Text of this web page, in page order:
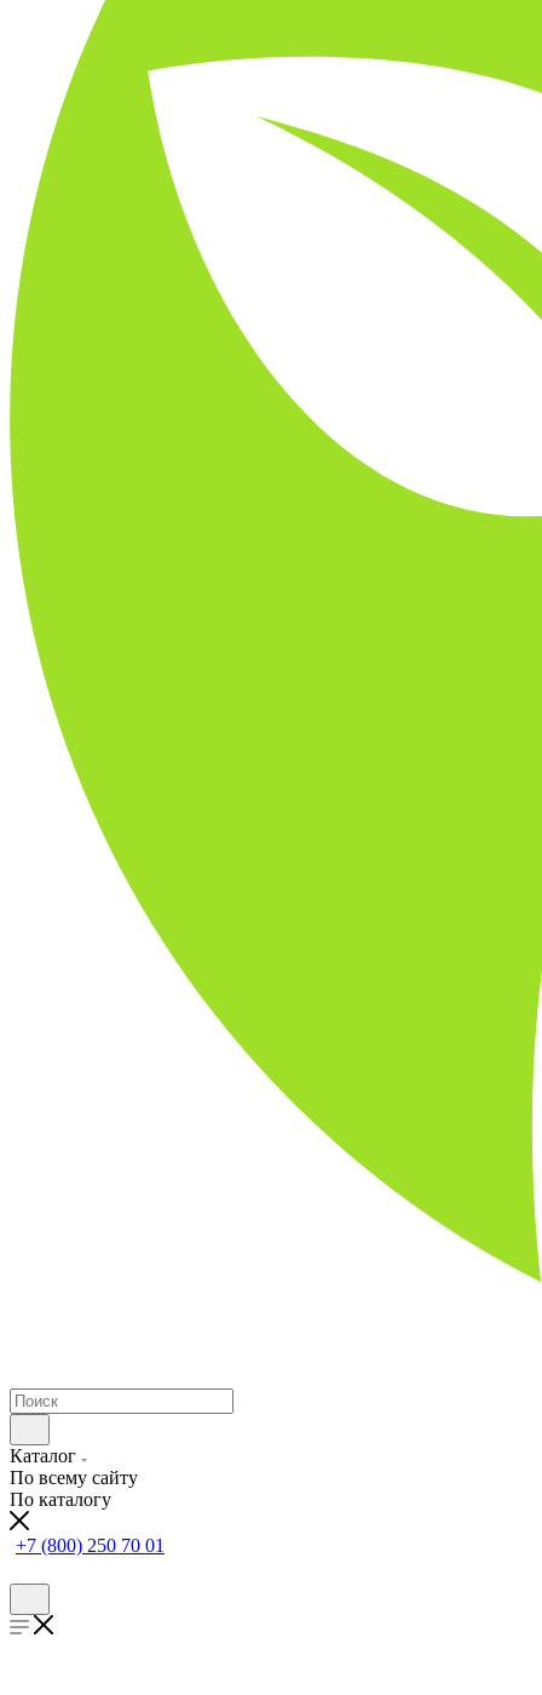
Каталог
По всему сайту
По каталогу
+7 (800) 250 70 01